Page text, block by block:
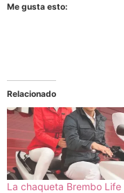
Me gusta esto:
Relacionado
La chaqueta Brembo Life